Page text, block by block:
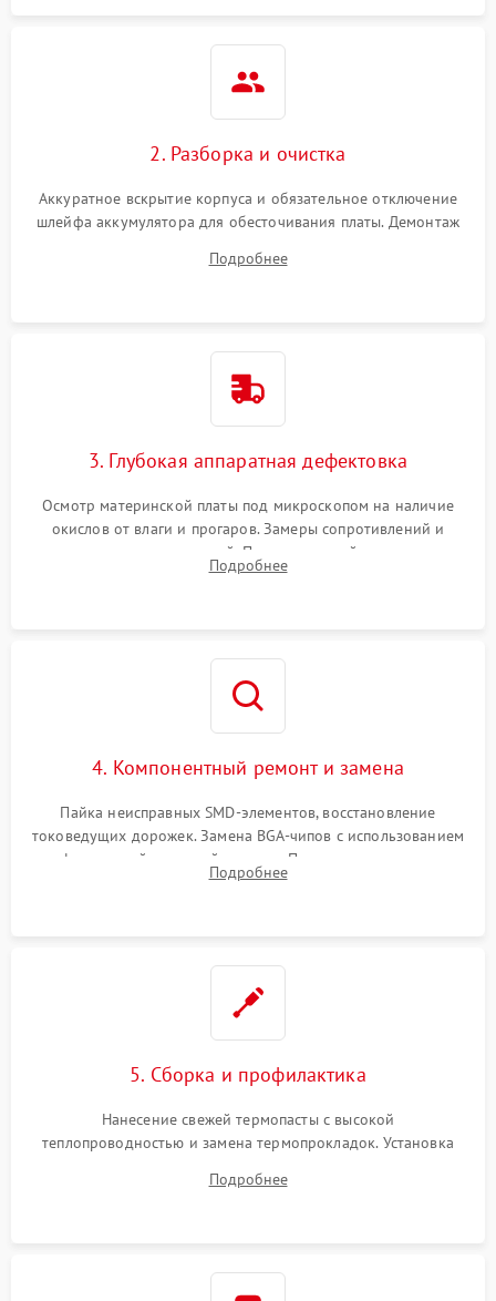
2. Разборка и очистка
Аккуратное вскрытие корпуса и обязательное отключение
шлейфа аккумулятора для обесточивания платы. Демонтаж
высохшей термопасты с кристаллов чипов.
Подробнее
3. Глубокая аппаратная дефектовка
Осмотр материнской платы под микроскопом на наличие
окислов от влаги и прогаров. Замеры сопротивлений и
дежурных напряжений. Проверка цепей питания,
мультиконтроллера, процессора и видеочипа.
Подробнее
4. Компонентный ремонт и замена
Пайка неисправных SMD-элементов, восстановление
токоведущих дорожек. Замена BGA-чипов с использованием
инфракрасной паяльной станции. Прошивка микросхемы
BIOS или замена поврежденных портов USB
Подробнее
5. Сборка и профилактика
Нанесение свежей термопасты с высокой
теплопроводностью и замена термопрокладок. Установка
шлейфов, модулей памяти и накопителей. Предварительная
Подробнее